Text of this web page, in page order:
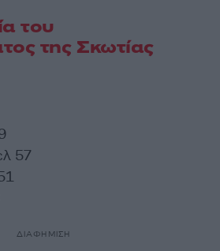
του
της Σκωτίας
57
ΔΙΑΦΗΜΙΣΗ